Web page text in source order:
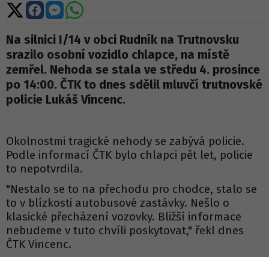
Sdílet
na
X
Sdílet
na
Facebooku
Sdílet
na
Messengeru
Sdílet
WhatsApp
Na silnici I/14 v obci Rudník na Trutnovsku
srazilo osobní vozidlo chlapce, na místě
zemřel. Nehoda se stala ve středu 4. prosince
po 14:00. ČTK to dnes sdělil mluvčí trutnovské
policie Lukáš Vincenc.
Okolnostmi tragické nehody se zabývá policie.
Podle informací ČTK bylo chlapci pět let, policie
to nepotvrdila.
"Nestalo se to na přechodu pro chodce, stalo se
to v blízkosti autobusové zastávky. Nešlo o
klasické přecházení vozovky. Bližší informace
nebudeme v tuto chvíli poskytovat," řekl dnes
ČTK Vincenc.